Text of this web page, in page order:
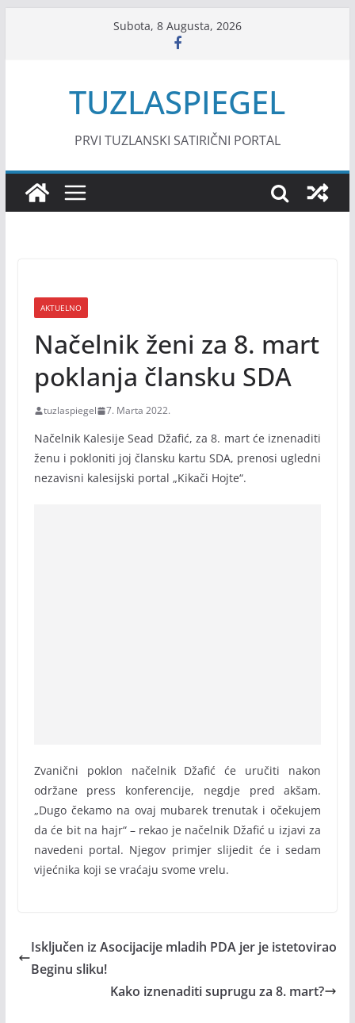
Subota, 8 Augusta, 2026
TUZLASPIEGEL
PRVI TUZLANSKI SATIRIČNI PORTAL
AKTUELNO
Načelnik ženi za 8. mart
poklanja člansku SDA
tuzlaspiegel 7. Marta 2022.
Načelnik Kalesije Sead Džafić, za 8. mart će iznenaditi
ženu i pokloniti joj člansku kartu SDA, prenosi ugledni
nezavisni kalesijski portal „Kikači Hojte“.
Zvanični poklon načelnik Džafić će uručiti nakon
održane press konferencije, negdje pred akšam.
„Dugo čekamo na ovaj mubarek trenutak i očekujem
da će bit na hajr“ – rekao je načelnik Džafić u izjavi za
navedeni portal. Njegov primjer slijedit će i sedam
vijećnika koji se vraćaju svome vrelu.
Isključen iz Asocijacije mladih PDA jer je istetovirao
Beginu sliku!
Kako iznenaditi suprugu za 8. mart?